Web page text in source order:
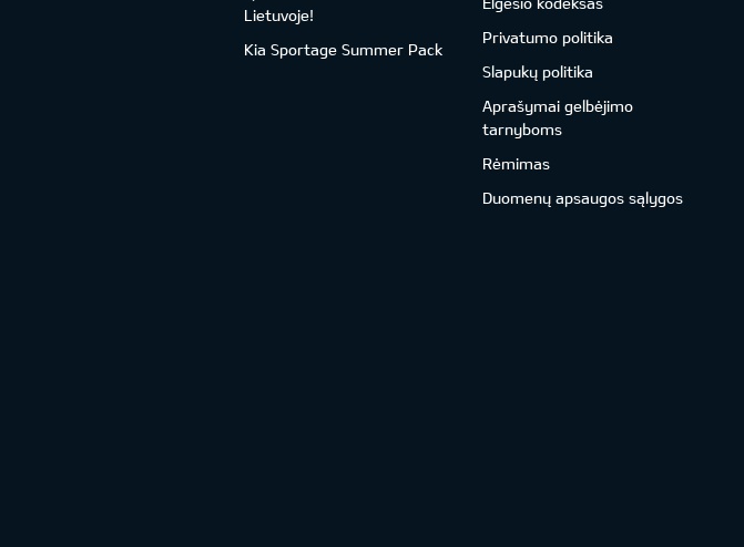
Lietuvoje!
Kia Sportage Summer Pack
Privatumo politika
Slapukų politika
Aprašymai gelbėjimo
tarnyboms
Rėmimas
Duomenų apsaugos sąlygos